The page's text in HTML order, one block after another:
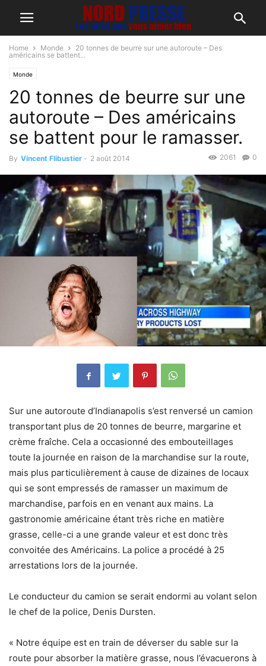
Home Monde
20 tonnes de beurre sur une autoroute – Des
américains se battent...
Monde
20 tonnes de beurre sur une
autoroute – Des américains
se battent pour le ramasser.
By Vincent Flibustier - 2 août 2014 0
2061
Sur une autoroute d’Indianapolis s’est renversé un camion
transportant plus de 20 tonnes de beurre, margarine et
crème fraîche. Cela a occasionné des embouteillages
toute la journée en raison de la marchandise sur la route,
mais plus particulièrement à cause de dizaines de locaux
qui se sont empressés de ramasser un maximum de
marchandise, parfois en en venant aux mains. La
gastronomie américaine étant très riche en matière
grasse, celle-ci a une grande valeur et est donc très
convoitée des Américains. La police a procédé à 25
arrestations lors de la journée.
Le conducteur du camion se serait endormi au volant selon
le chef de la police, Denis Dursten.
« Notre équipe est en train de déverser du sable sur la
route pour absorber la matière grasse, nous l’évacuerons à